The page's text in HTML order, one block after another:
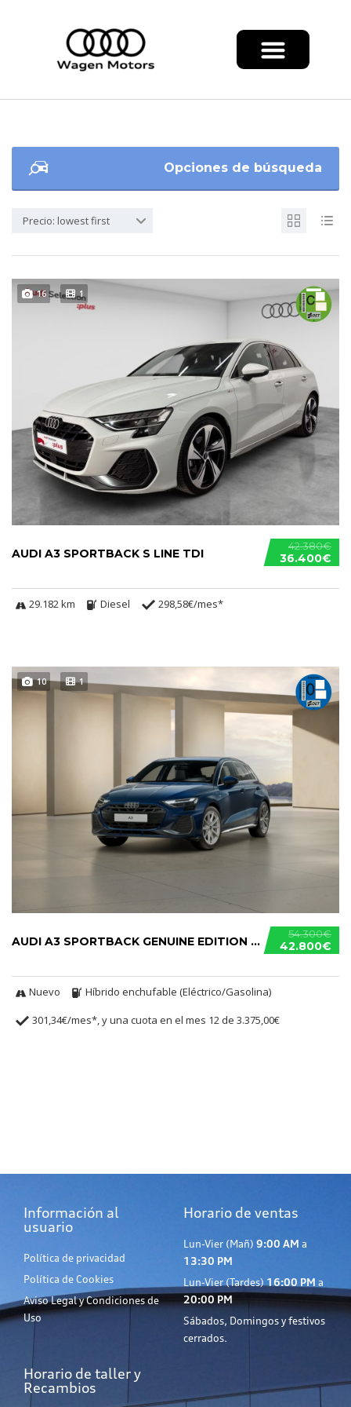
Opciones de búsqueda
Precio: lowest first
16 1
42.380€
36.400€
AUDI A3 SPORTBACK S LINE TDI
29.182 km Diesel 298,58€/mes*
10 1
54.300€
42.800€
AUDI A3 SPORTBACK GENUINE EDITION S TRONIC TFSIE
Nuevo
Híbrido enchufable (Eléctrico/Gasolina)
301,34€/mes*, y una cuota en el mes 12 de 3.375,00€
Información al
usuario
Política de privacidad
Política de Cookies
Aviso Legal y Condiciones de
Uso
Horario de ventas
Lun-Vier (Mañ) 9:00 AM a
13:30 PM
Lun-Vier (Tardes) 16:00 PM a
20:00 PM
Sábados, Domingos y festivos
cerrados.
Horario de taller y
Recambios